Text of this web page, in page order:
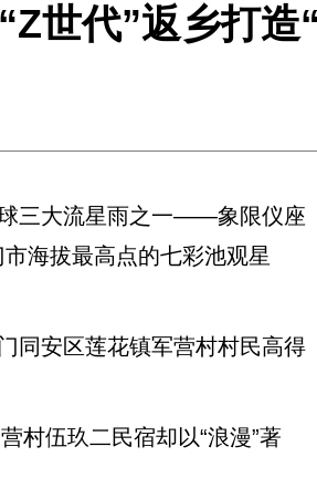
世代”返乡打造
三大流星雨之一——象限仪座
海拔最高点的七彩池观星
同安区莲花镇军营村村民高得
伍玖二民宿却以“浪漫”著